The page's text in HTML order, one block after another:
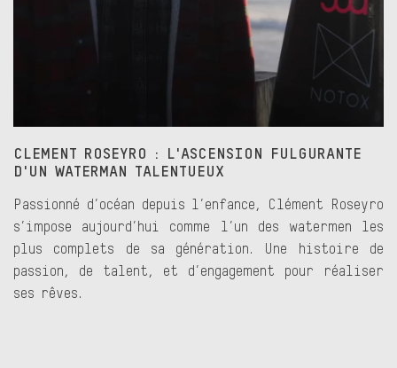
CLEMENT ROSEYRO : L'ASCENSION FULGURANTE
D'UN WATERMAN TALENTUEUX
Passionné d’océan depuis l’enfance, Clément Roseyro
s’impose aujourd’hui comme l’un des watermen les
plus complets de sa génération. Une histoire de
passion, de talent, et d’engagement pour réaliser
ses rêves.